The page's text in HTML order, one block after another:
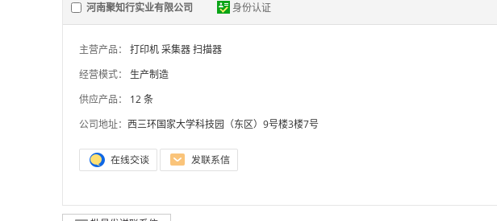
河南聚知行实业有限公司 身份认证
主营产品： 打印机采集器扫描器
经营模式：
生产制造
供应产品：
12 条
公司地址： 西三环国家大学科技园（东区）9号楼3楼7号